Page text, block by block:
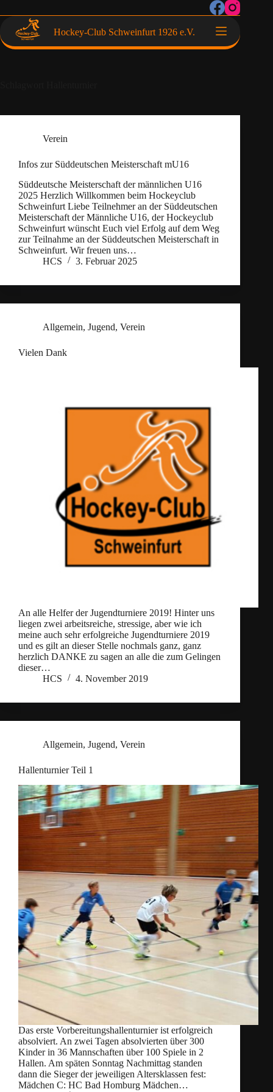
Hockey-Club Schweinfurt 1926 e.V.
Verein
Infos zur Süddeutschen Meisterschaft mU16
Süddeutsche Meisterschaft der männlichen U16
2025 Herzlich Willkommen beim Hockeyclub
Schweinfurt Liebe Teilnehmer an der Süddeutschen
Meisterschaft der Männliche U16, der Hockeyclub
Schweinfurt wünscht Euch viel Erfolg auf dem Weg
zur Teilnahme an der Süddeutschen Meisterschaft in
Schweinfurt. Wir freuen uns…
HCS
3. Februar 2025
Allgemein, Jugend, Verein
Vielen Dank
An alle Helfer der Jugendturniere 2019! Hinter uns
liegen zwei arbeitsreiche, stressige, aber wie ich
meine auch sehr erfolgreiche Jugendturniere 2019
und es gilt an dieser Stelle nochmals ganz, ganz
herzlich DANKE zu sagen an alle die zum Gelingen
dieser…
HCS
4. November 2019
Allgemein, Jugend, Verein
Hallenturnier Teil 1
Das erste Vorbereitungshallenturnier ist erfolgreich
absolviert. An zwei Tagen absolvierten über 300
Kinder in 36 Mannschaften über 100 Spiele in 2
Hallen. Am späten Sonntag Nachmittag standen
dann die Sieger der jeweiligen Altersklassen fest:
Mädchen C: HC Bad Homburg Mädchen…